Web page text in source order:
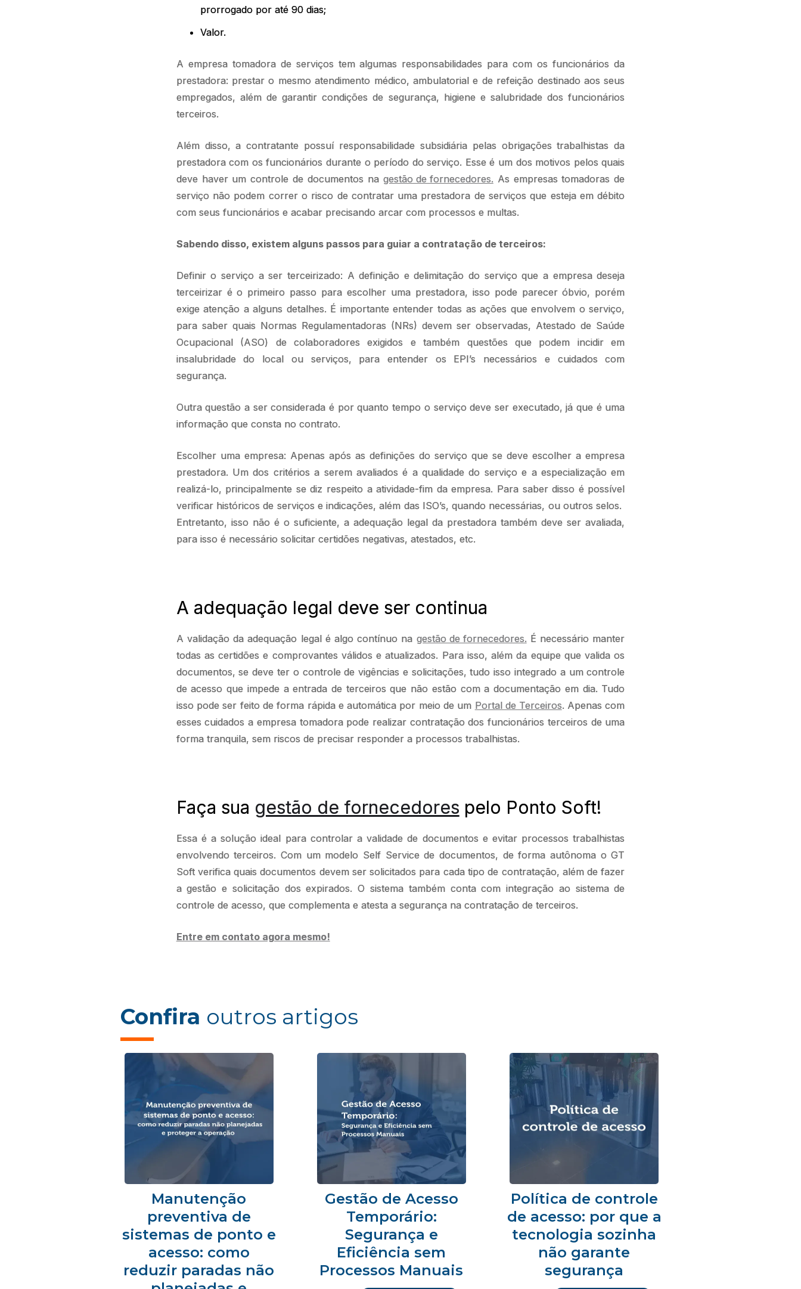
prorrogado por até 90 dias;
Valor.
A empresa tomadora de serviços tem algumas responsabilidades para com os funcionários da
prestadora: prestar o mesmo atendimento médico, ambulatorial e de refeição destinado aos seus
empregados, além de garantir condições de segurança, higiene e salubridade dos funcionários
terceiros.
Além disso, a contratante possuí responsabilidade subsidiária pelas obrigações trabalhistas da
prestadora com os funcionários durante o período do serviço. Esse é um dos motivos pelos quais
deve haver um controle de documentos na gestão de fornecedores. As empresas tomadoras de
serviço não podem correr o risco de contratar uma prestadora de serviços que esteja em débito
com seus funcionários e acabar precisando arcar com processos e multas.
Sabendo disso, existem alguns passos para guiar a contratação de terceiros:
Definir o serviço a ser terceirizado: A definição e delimitação do serviço que a empresa deseja
terceirizar é o primeiro passo para escolher uma prestadora, isso pode parecer óbvio, porém
exige atenção a alguns detalhes. É importante entender todas as ações que envolvem o serviço,
para saber quais Normas Regulamentadoras (NRs) devem ser observadas, Atestado de Saúde
Ocupacional (ASO) de colaboradores exigidos e também questões que podem incidir em
insalubridade do local ou serviços, para entender os EPI’s necessários e cuidados com
segurança.
Outra questão a ser considerada é por quanto tempo o serviço deve ser executado, já que é uma
informação que consta no contrato.
Escolher uma empresa: Apenas após as definições do serviço que se deve escolher a empresa
prestadora. Um dos critérios a serem avaliados é a qualidade do serviço e a especialização em
realizá-lo, principalmente se diz respeito a atividade-fim da empresa. Para saber disso é possível
verificar históricos de serviços e indicações, além das ISO’s, quando necessárias, ou outros selos.
Entretanto, isso não é o suficiente, a adequação legal da prestadora também deve ser avaliada,
para isso é necessário solicitar certidões negativas, atestados, etc.
A adequação legal deve ser continua
A validação da adequação legal é algo contínuo na gestão de fornecedores. É necessário manter
todas as certidões e comprovantes válidos e atualizados. Para isso, além da equipe que valida os
documentos, se deve ter o controle de vigências e solicitações, tudo isso integrado a um controle
de acesso que impede a entrada de terceiros que não estão com a documentação em dia. Tudo
isso pode ser feito de forma rápida e automática por meio de um Portal de Terceiros. Apenas com
esses cuidados a empresa tomadora pode realizar contratação dos funcionários terceiros de uma
forma tranquila, sem riscos de precisar responder a processos trabalhistas.
Faça sua gestão de fornecedores pelo Ponto Soft!
Essa é a solução ideal para controlar a validade de documentos e evitar processos trabalhistas
envolvendo terceiros. Com um modelo Self Service de documentos, de forma autônoma o GT
Soft verifica quais documentos devem ser solicitados para cada tipo de contratação, além de fazer
a gestão e solicitação dos expirados. O sistema também conta com integração ao sistema de
controle de acesso, que complementa e atesta a segurança na contratação de terceiros.
Entre em contato agora mesmo!
Confira outros artigos
Manutenção
preventiva de
sistemas de ponto e
acesso: como
reduzir paradas não
Gestão de Acesso
Temporário:
Segurança e
Eficiência sem
Processos Manuais
Política de controle
de acesso: por que a
tecnologia sozinha
não garante
segurança